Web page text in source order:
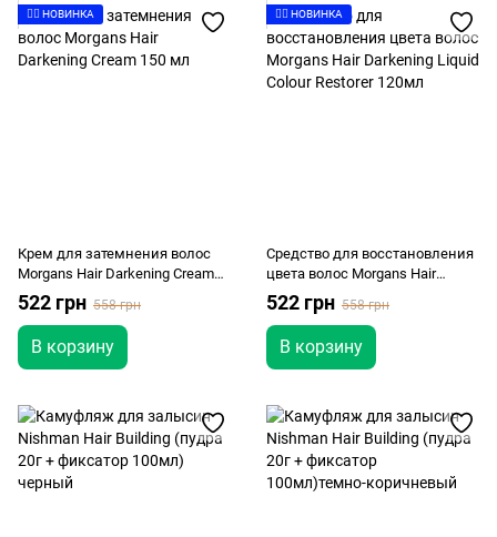
👉🏻 НОВИНКА
Крем для затемнения волос
Morgans Hair Darkening Cream
150 мл
522 грн 558 грн
В корзину
👉🏻 НОВИНКА
Средство для восстановления
цвета волос Morgans Hair
Darkening Liquid Colour Restorer
120мл
522 грн 558 грн
В корзину